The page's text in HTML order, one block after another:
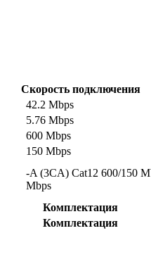
Скорость подключения
42.2 Mbps
5.76 Mbps
600 Mbps
150 Mbps
-A (3CA) Cat12 600/150
Mbps
Комплектация
Комплектация